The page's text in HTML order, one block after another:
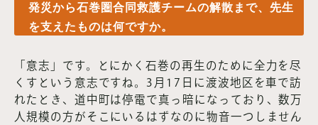
発災から石巻圏合同救護チームの解散まで、先生
を支えたものは何ですか。
「意志」です。とにかく石巻の再生のために全力を尽
くすという意志ですね。3月17日に渡波地区を車で訪
れたとき、道中町は停電で真っ暗になっており、数万
人規模の方がそこにいるはずなのに物音一つしません